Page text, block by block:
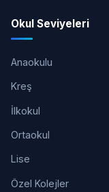
Okul Seviyeleri
Anaokulu
Kreş
İlkokul
Ortaokul
Lise
Özel Kolejler